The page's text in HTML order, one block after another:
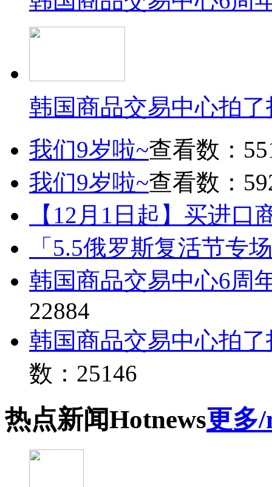
韩国商品交易中心拍
我们9岁啦~查看数：
我们9岁啦~查看数：
【12月1日起】买进口
「5.5俄罗斯复活节专
韩国商品交易中心6周
22884
韩国商品交易中心拍
数：25146
热点新闻Hotnews更多